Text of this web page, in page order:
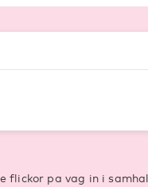
flickor pa vag in i